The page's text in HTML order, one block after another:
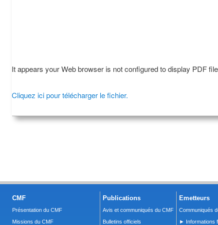
It appears your Web browser is not configured to display PDF
Cliquez ici pour télécharger le fichier.
CMF
Présentation du CMF
Missions du CMF
Publications
Avis et communiqués du CMF
Bulletins officiels
Emetteurs
Communiqués
► Informations